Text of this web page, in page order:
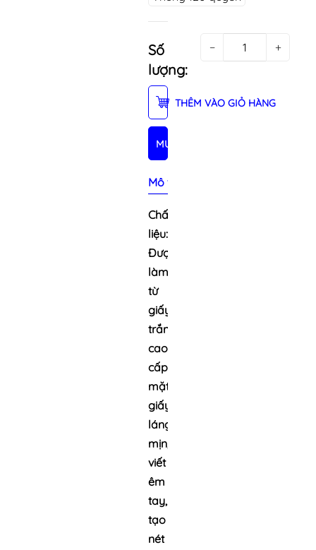
Số
lượng:
− +
THÊM VÀO GIỎ HÀNG
MUA NGAY
Mô tả sản phẩm
Chất
liệu:
Được
làm
từ
giấy
trắng
cao
cấp,
mặt
giấy
láng
mịn,
viết
êm
tay,
tạo
nét